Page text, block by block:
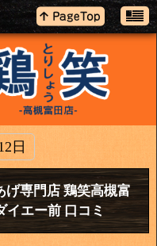
日
げ専門店 鶏笑高槻富
イエー前 口コミ